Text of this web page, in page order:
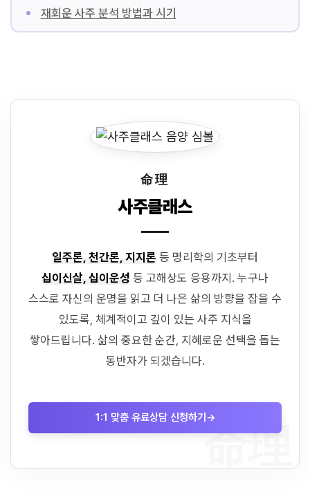
재회운 사주 분석 방법과 시기
命理
命理
사주클래스
일주론, 천간론, 지지론 등 명리학의 기초부터
십이신살, 십이운성 등 고해상도 응용까지. 누구나
스스로 자신의 운명을 읽고 더 나은 삶의 방향을 잡을 수
있도록, 체계적이고 깊이 있는 사주 지식을
쌓아드립니다. 삶의 중요한 순간, 지혜로운 선택을 돕는
동반자가 되겠습니다.
1:1 맞춤 유료상담 신청하기 →